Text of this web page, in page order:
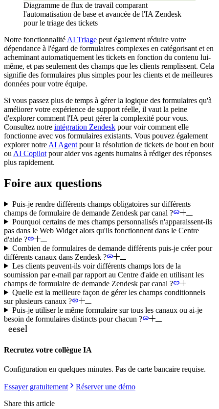
Diagramme de flux de travail comparant
l'automatisation de base et avancée de l'IA Zendesk
pour le triage des tickets
Notre fonctionnalité AI Triage peut également réduire votre
dépendance à l'égard de formulaires complexes en catégorisant et en
acheminant automatiquement les tickets en fonction du contenu lui-
même, et pas seulement des champs que les clients remplissent. Cela
signifie des formulaires plus simples pour les clients et de meilleures
données pour votre équipe.
Si vous passez plus de temps à gérer la logique des formulaires qu'à
améliorer votre expérience de support réelle, il vaut la peine
d'explorer comment l'IA peut gérer la complexité pour vous.
Consultez notre intégration Zendesk pour voir comment elle
fonctionne avec vos formulaires existants. Vous pouvez également
explorer notre AI Agent pour la résolution de tickets de bout en bout
ou AI Copilot pour aider vos agents humains à rédiger des réponses
plus rapidement.
Foire aux questions
Puis-je rendre différents champs obligatoires sur différents
champs de formulaire de demande Zendesk par canal ?
Pourquoi certains de mes champs personnalisés n'apparaissent-ils
pas dans le Web Widget alors qu'ils fonctionnent dans le Centre
d'aide ?
Combien de formulaires de demande différents puis-je créer pour
différents canaux dans Zendesk ?
Les clients peuvent-ils voir différents champs lors de la
soumission par e-mail par rapport au Centre d'aide en utilisant les
champs de formulaire de demande Zendesk par canal ?
Quelle est la meilleure façon de gérer les champs conditionnels
sur plusieurs canaux ?
Puis-je utiliser le même formulaire sur tous les canaux ou ai-je
besoin de formulaires distincts pour chacun ?
Recrutez votre collègue IA
Configuration en quelques minutes. Pas de carte bancaire requise.
Essayer gratuitement
Réserver une démo
Share this article